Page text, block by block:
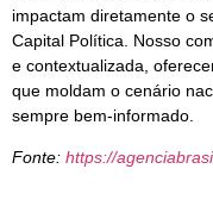
impactam diretamente o
Capital Política. Nosso
e contextualizada,
que moldam o cenário
sempre bem-informado.
Fonte: https://